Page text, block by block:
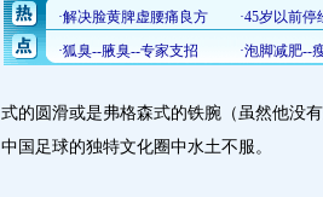
式的圆滑或是弗格森式的铁腕（虽然他没
中国足球的独特文化圈中水土不服。